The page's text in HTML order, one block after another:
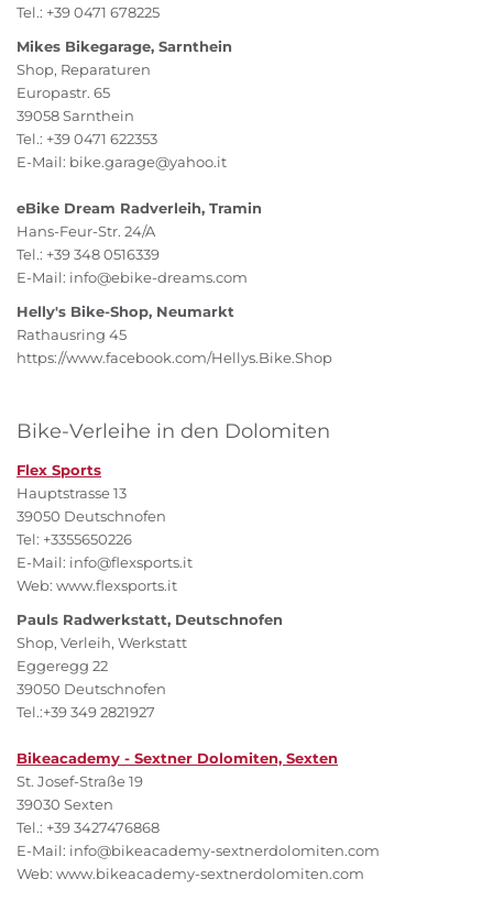
Tel.: +39 0471 678225
Mikes Bikegarage, Sarnthein
Shop, Reparaturen
Europastr. 65
39058 Sarnthein
Tel.: +39 0471 622353
E-Mail: bike.garage@yahoo.it
eBike Dream Radverleih, Tramin
Hans-Feur-Str. 24/A
Tel.: +39 348 0516339
E-Mail: info@ebike-dreams.com
Helly's Bike-Shop, Neumarkt
Rathausring 45
https://www.facebook.com/Hellys.Bike.Shop
Bike-Verleihe in den Dolomiten
Flex Sports
Hauptstrasse 13
39050 Deutschnofen
Tel: +3355650226
E-Mail: info@flexsports.it
Web: www.flexsports.it
Pauls Radwerkstatt, Deutschnofen
Shop, Verleih, Werkstatt
Eggeregg 22
39050 Deutschnofen
Tel.:+39 349 2821927
Bikeacademy - Sextner Dolomiten, Sexten
St. Josef-Straße 19
39030 Sexten
Tel.: +39 3427476868
E-Mail: info@bikeacademy-sextnerdolomiten.com
Web: www.bikeacademy-sextnerdolomiten.com